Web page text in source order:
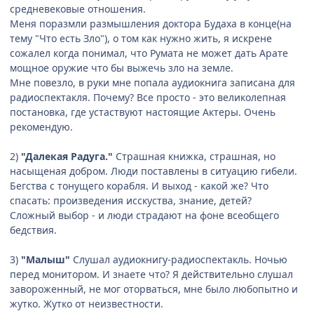
средневековые отношения.
Меня поразмли размышления доктора Будаха в конце(на
тему "Что есть Зло"), о том как нужно жить, я искрене
сожалел когда понимал, что Румата не может дать Арате
мощное оружие что бы выжечь зло на земле.
Мне повезло, в руки мне попала аудиокнига записана для
радиоспектакля. Почему? Все просто - это великолепная
постановка, где устаствуют настоящие Актеры. Очень
рекомендую.
2) "Далекая Радуга." Страшная книжка, страшная, но
насыщеная добром. Люди поставлены в ситуацию гибели.
Бегства с тонущего корабля. И выход - какой же? Что
спасать: произведения исскуства, знание, детей?
Сложный выбор - и люди страдают на фоне всеобщего
бедствия.
3) "Малыш" Слушал аудиокнигу-радиоспектакль. Ночью
перед монитором. И знаете что? Я действительно слушал
завороженный, не мог оторваться, мне было любопытно и
жутко. Жутко от неизвестности.